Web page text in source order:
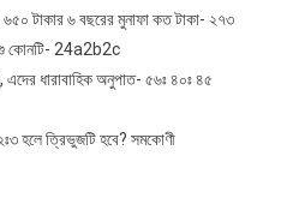
৬৫০ টাকার ৬ বছরের মুনাফা কত টাকা- ২৭৩
কোনটি- 24a2b2c
ধারাবাহিক অনুপাত- ৫৬ঃ ৪০ঃ ৪৫
হলে ত্রিভুজটি হবে? সমকোণী